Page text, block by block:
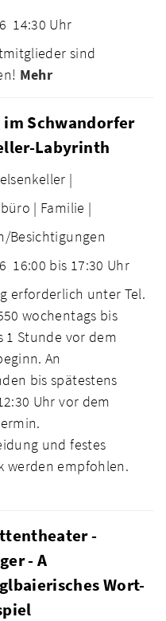
14:30 Uhr
sind
Mehr
im Schwandorfer
Labyrinth
|
| Familie |
Besichtigungen
16:00 bis 17:30 Uhr
erforderlich unter Tel.
wochentags bis
1 Stunde vor dem
An
bis spätestens
Uhr vor dem
und festes
werden empfohlen.
-
- A
Wort-